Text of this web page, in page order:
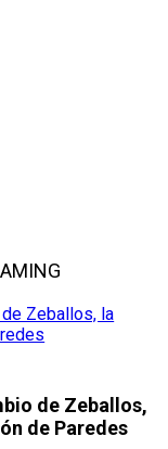
de Zeballos,
de Paredes